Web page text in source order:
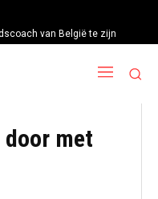
van België te zijn
door met